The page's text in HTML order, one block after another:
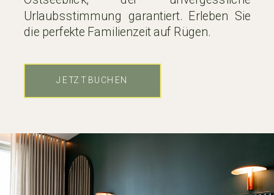
Urlaubsstimmung garantiert. Erleben Sie
die perfekte Familienzeit auf Rügen.
JETZT BUCHEN